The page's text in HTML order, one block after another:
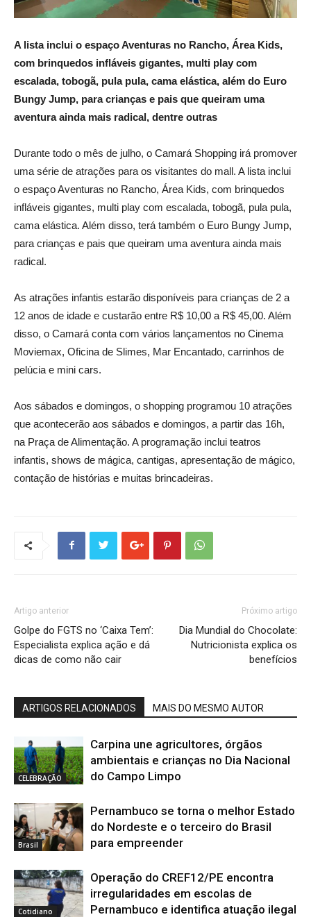
A lista inclui o espaço Aventuras no Rancho, Área Kids,
com brinquedos infláveis gigantes, multi play com
escalada, tobogã, pula pula, cama elástica, além do Euro
Bungy Jump, para crianças e pais que queiram uma
aventura ainda mais radical, dentre outras
Durante todo o mês de julho, o Camará Shopping irá promover
uma série de atrações para os visitantes do mall. A lista inclui
o espaço Aventuras no Rancho, Área Kids, com brinquedos
infláveis gigantes, multi play com escalada, tobogã, pula pula,
cama elástica. Além disso, terá também o Euro Bungy Jump,
para crianças e pais que queiram uma aventura ainda mais
radical.
As atrações infantis estarão disponíveis para crianças de 2 a
12 anos de idade e custarão entre R$ 10,00 a R$ 45,00. Além
disso, o Camará conta com vários lançamentos no Cinema
Moviemax, Oficina de Slimes, Mar Encantado, carrinhos de
pelúcia e mini cars.
Aos sábados e domingos, o shopping programou 10 atrações
que acontecerão aos sábados e domingos, a partir das 16h,
na Praça de Alimentação. A programação inclui teatros
infantis, shows de mágica, cantigas, apresentação de mágico,
contação de histórias e muitas brincadeiras.
Artigo anterior
Golpe do FGTS no ‘Caixa Tem’:
Especialista explica ação e dá
dicas de como não cair
Próximo artigo
Dia Mundial do Chocolate:
Nutricionista explica os
benefícios
ARTIGOS RELACIONADOS MAIS DO MESMO AUTOR
CELEBRAÇÃO
Carpina une agricultores, órgãos
ambientais e crianças no Dia Nacional
do Campo Limpo
Brasil
Pernambuco se torna o melhor Estado
do Nordeste e o terceiro do Brasil
para empreender
Cotidiano
Operação do CREF12/PE encontra
irregularidades em escolas de
Pernambuco e identifica atuação ilegal